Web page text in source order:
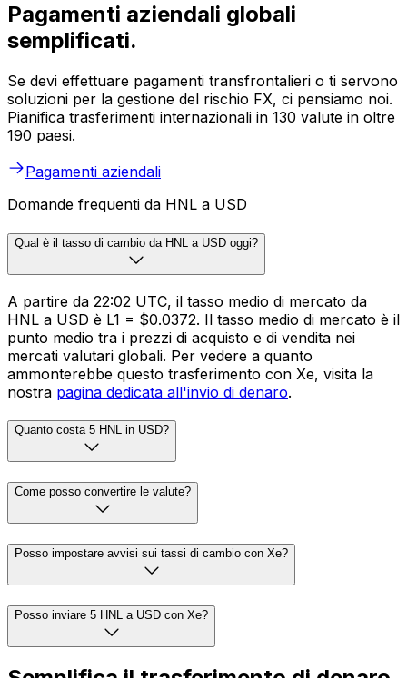
Pagamenti aziendali globali
semplificati.
Se devi effettuare pagamenti transfrontalieri o ti servono
soluzioni per la gestione del rischio FX, ci pensiamo noi.
Pianifica trasferimenti internazionali in 130 valute in oltre
190 paesi.
Pagamenti aziendali
Domande frequenti da HNL a USD
Qual è il tasso di cambio da HNL a USD oggi?
A partire da 22:02 UTC, il tasso medio di mercato da
HNL a USD è L1 = $0.0372. Il tasso medio di mercato è il
punto medio tra i prezzi di acquisto e di vendita nei
mercati valutari globali. Per vedere a quanto
ammonterebbe questo trasferimento con Xe, visita la
nostra pagina dedicata all'invio di denaro.
Quanto costa 5 HNL in USD?
Come posso convertire le valute?
Posso impostare avvisi sui tassi di cambio con Xe?
Posso inviare 5 HNL a USD con Xe?